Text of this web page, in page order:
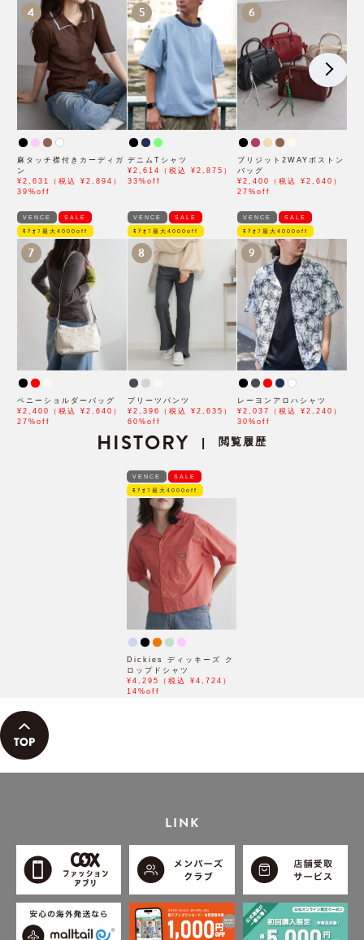
4
麻タッチ襟付きカーディガ
ン
¥2,631（税込 ¥2,894）
39%off
5
デニムTシャツ
¥2,614（税込 ¥2,875）
33%off
6
ブリジット2WAYボストン
バッグ
¥2,400（税込 ¥2,640）
27%off
VENCE SALE
ﾓｱｵﾌ最大4000off
7
ペニーショルダーバッグ
¥2,400（税込 ¥2,640）
27%off
VENCE SALE
ﾓｱｵﾌ最大4000off
8
プリーツパンツ
¥2,396（税込 ¥2,635）
60%off
VENCE SALE
ﾓｱｵﾌ最大4000off
9
レーヨンアロハシャツ
¥2,037（税込 ¥2,240）
30%off
HISTORY | 閲覧履歴
VENCE SALE
ﾓｱｵﾌ最大4000off
Dickies ディッキーズ ク
ロップドシャツ
¥4,295（税込 ¥4,724）
14%off
LINK